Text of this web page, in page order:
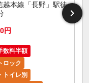
越本線「長野」駅徒
円
数料半額
ロック
トイレ別